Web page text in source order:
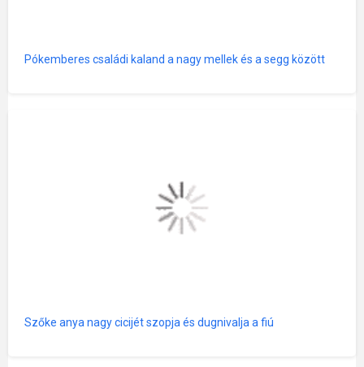
Pókemberes családi kaland a nagy mellek és a segg között
Szőke anya nagy cicijét szopja és dugnivalja a fiú